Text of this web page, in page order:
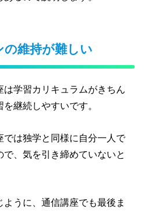
維持が難しい
学習カリキュラムがきちん
継続しやすいです。
では独学と同様に自分一人で
、気を引き締めていないと
うに、通信講座でも最後ま